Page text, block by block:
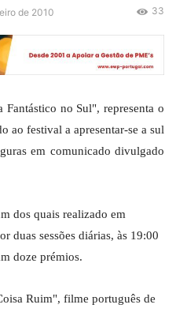
de 2010 33
Fantástico no Sul", representa o
ao festival a apresentar-se a sul
em comunicado divulgado
dos quais realizado em
duas sessões diárias, às 19:00
doze prémios.
Ruim", filme português de